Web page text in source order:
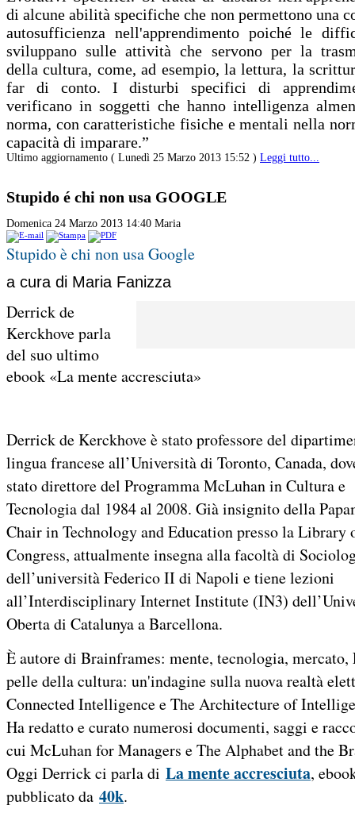
di alcune abilità specifiche che non permettono una
autosufficienza nell'apprendimento poiché le
sviluppano sulle attività che servono per la
della cultura, come, ad esempio, la lettura, la
far di conto. I disturbi specifici di
verificano in soggetti che hanno intelligenza
norma, con caratteristiche fisiche e mentali nella
capacità di imparare.”
Ultimo aggiornamento ( Lunedì 25 Marzo 2013 15:52 ) Leggi tutto...
Stupido é chi non usa GOOGLE
Domenica 24 Marzo 2013 14:40 Maria
Stupido è chi non usa Google
a cura di Maria Fanizza
Derrick de
Kerckhove parla
del suo ultimo
ebook «La mente accresciuta»
Derrick de Kerckhove è stato professore del
lingua francese all’Università di Toronto, Canada,
stato direttore del Programma McLuhan in Cultura e
Tecnologia dal 1984 al 2008. Già insignito della
Chair in Technology and Education presso la Library
Congress, attualmente insegna alla facoltà di
dell’università Federico II di Napoli e tiene lezioni
all’Interdisciplinary Internet Institute (IN3)
Oberta di Catalunya a Barcellona.
È autore di Brainframes: mente, tecnologia, mercato,
pelle della cultura: un'indagine sulla nuova realtà
Connected Intelligence e The Architecture of
Ha redatto e curato numerosi documenti, saggi e
cui McLuhan for Managers e The Alphabet and the
Oggi Derrick ci parla di La mente accresciuta,
pubblicato da 40k.